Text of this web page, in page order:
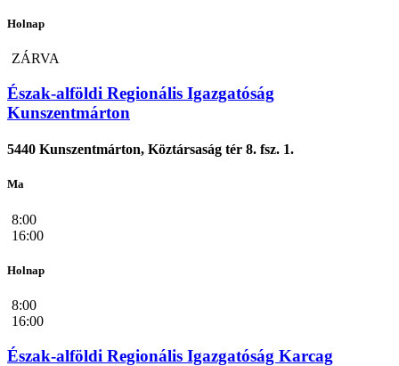
Holnap
ZÁRVA
Észak-alföldi Regionális Igazgatóság
Kunszentmárton
5440 Kunszentmárton, Köztársaság tér 8. fsz. 1.
Ma
8:00
16:00
Holnap
8:00
16:00
Észak-alföldi Regionális Igazgatóság Karcag